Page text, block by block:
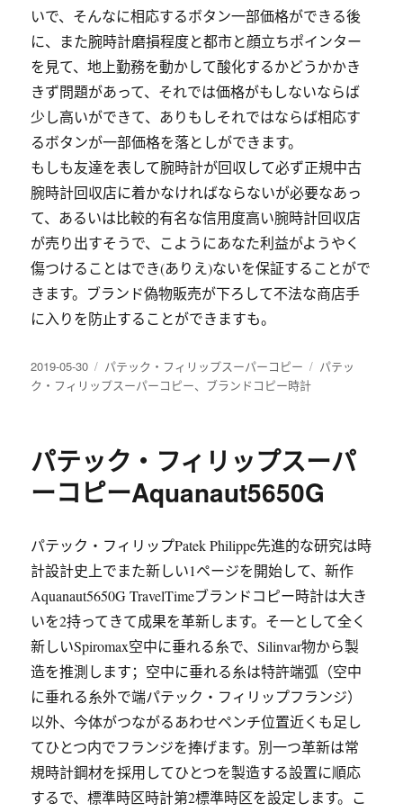
いで、そんなに相応するボタン一部価格ができる後
に、また腕時計磨損程度と都市と顔立ちポインター
を見て、地上勤務を動かして酸化するかどうかかき
きず問題があって、それでは価格がもしないならば
少し高いができて、ありもしそれではならば相応す
るボタンが一部価格を落としができます。
もしも友達を表して腕時計が回収して必ず正規中古
腕時計回収店に着かなければならないが必要なあっ
て、あるいは比較的有名な信用度高い腕時計回収店
が売り出すそうで、こようにあなた利益がようやく
傷つけることはでき(ありえ)ないを保証することがで
きます。ブランド偽物販売が下ろして不法な商店手
に入りを防止することができますも。
发
布
2019-05-30
分
类
パテック・フィリップスーパーコピー
标
パテッ
ク・フィリップスーパーコピー、 ブランドコピー時計
パテック・フィリップスーパ
ーコピーAquanaut5650G
パテック・フィリップPatek Philippe先進的な研究は時
計設計史上でまた新しい1ページを開始して、新作
Aquanaut5650G TravelTimeブランドコピー時計は大き
いを2持ってきて成果を革新します。そ一として全く
新しいSpiromax空中に垂れる糸で、Silinvar物から製
造を推測します；空中に垂れる糸は特許端弧（空中
に垂れる糸外で端パテック・フィリップフランジ）
以外、今体がつながるあわせペンチ位置近くも足し
てひとつ内でフランジを捧げます。別一つ革新は常
規時計鋼材を採用してひとつを製造する設置に順応
するで、標準時区時計第2標準時区を設定します。こ